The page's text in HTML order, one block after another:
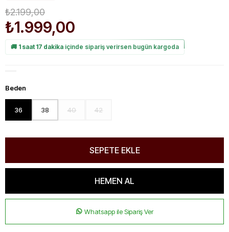
₺2.199,00
₺1.999,00
🚚 1 saat 17 dakika içinde sipariş verirsen bugün kargoda
Beden
36 38 40 42
Whatsapp ile Sipariş Ver